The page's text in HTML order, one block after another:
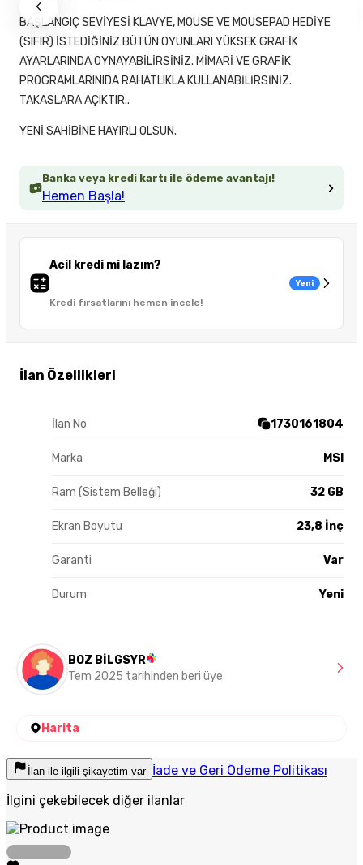
Banka veya kredi kartı ile ödeme avantajı!
Hemen Başla!
Acil kredi mi lazım?
Kredi fırsatlarını hemen incele!
Yeni
İlan Özellikleri
İlan No 1730161804
Marka MSI
Ram (Sistem Belleği) 32 GB
Ekran Boyutu 23,8 İnç
Garanti Var
Durum Yeni
BAŞLANGIÇ SEVİYESİ KLAVYE, MOUSE VE MOUSEPAD HEDİYE
(SIFIR) İSTEDİĞİNİZ BÜTÜN OYUNLARI YÜKSEK GRAFİK
AYARLARINDA OYNAYABİLİRSİNİZ. MİMARİ VE GRAFİK
PROGRAMLARINIDA RAHATLIKLA KULLANABİLİRSİNİZ.
TAKASLARA AÇIKTIR..
YENİ SAHİBİNE HAYIRLI OLSUN.
BOZ BİLGSYR
Tem 2025 tarihinden beri üye
Harita
İlan ile ilgili şikayetim var İade ve Geri Ödeme Politikası
İlgini çekebilecek diğer ilanlar